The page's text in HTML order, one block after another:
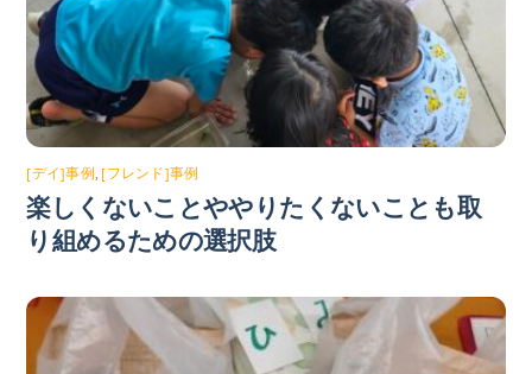
[デイ]事例, [フレンド]事例
楽しくないことややりたくないことも取
り組めるための選択肢